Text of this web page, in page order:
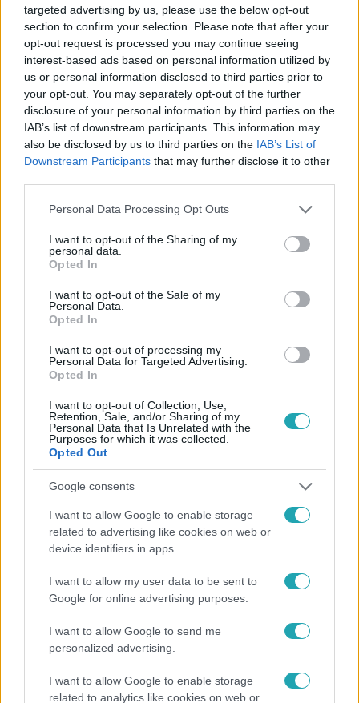
targeted advertising by us, please use the below opt-out
section to confirm your selection. Please note that after your
opt-out request is processed you may continue seeing
interest-based ads based on personal information utilized by
us or personal information disclosed to third parties prior to
your opt-out. You may separately opt-out of the further
disclosure of your personal information by third parties on the
IAB’s list of downstream participants. This information may
also be disclosed by us to third parties on the IAB’s List of
Downstream Participants that may further disclose it to other
Please note that this website/app uses one or more Google
not limited to your visit or usage behaviour. You may click to
grant or deny consent to Google and its third-party tags to
use your data for below specified purposes in below Google
consent section.
Personal Data Processing Opt Outs
I want to opt-out of the Sharing of my
personal data.
Opted In
I want to opt-out of the Sale of my
Personal Data.
Opted In
I want to opt-out of processing my
Personal Data for Targeted Advertising.
Opted In
I want to opt-out of Collection, Use,
Retention, Sale, and/or Sharing of my
Personal Data that Is Unrelated with the
Purposes for which it was collected.
Opted Out
Google consents
I want to allow Google to enable storage
related to advertising like cookies on web or
device identifiers in apps.
I want to allow my user data to be sent to
Google for online advertising purposes.
I want to allow Google to send me
personalized advertising.
I want to allow Google to enable storage
related to analytics like cookies on web or
Kövess minket, és értesülj a friss hírekről a
Facebookon is!
Követem
HÍRADÓ #
VEZETÉS SÉRÜLÉS GYEREKEK BORSOD
Népszerű